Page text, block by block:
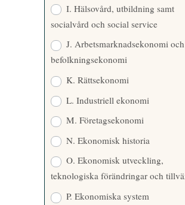
I. Hälsovård, utbildning samt
socialvård och social service
J. Arbetsmarknadsekonomi och
befolkningsekonomi
K. Rättsekonomi
L. Industriell ekonomi
M. Företagsekonomi
N. Ekonomisk historia
O. Ekonomisk utveckling,
teknologiska förändringar och
P. Ekonomiska system